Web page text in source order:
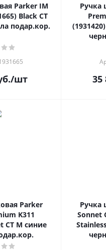
Parker IM
Black CT
подар.кор.
/шт
Ручка
35
Parker
K311
CT M синие
Ручка
Sonnet